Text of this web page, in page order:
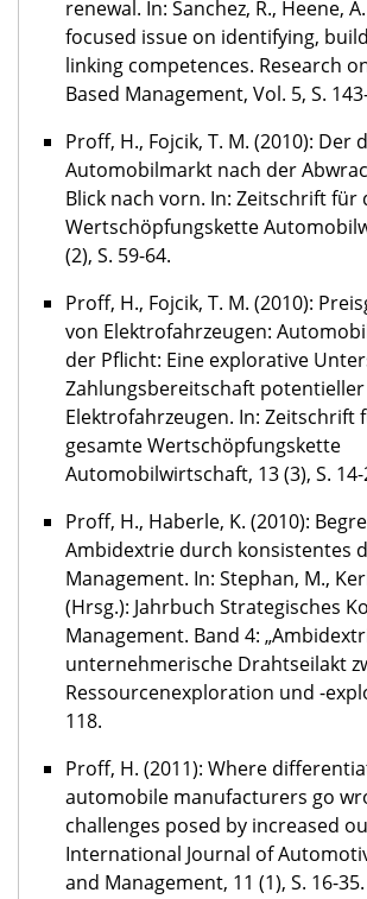
renewal. In: Sanchez, R., Heene,
focused issue on identifying,
linking competences. Research
Based Management, Vol. 5, S.
Proff, H., Fojcik, T. M. (2010): Der
Automobilmarkt nach der
Blick nach vorn. In: Zeitschrift für
Wertschöpfungskette
(2), S. 59-64.
Proff, H., Fojcik, T. M. (2010):
von Elektrofahrzeugen:
der Pflicht: Eine explorative
Zahlungsbereitschaft
Elektrofahrzeugen. In: Zeitschrift
gesamte Wertschöpfungskette
Automobilwirtschaft, 13 (3), S. 14-
Proff, H., Haberle, K. (2010):
Ambidextrie durch konsistentes
Management. In: Stephan, M.,
(Hrsg.): Jahrbuch Strategisches
Management. Band 4:
unternehmerische Drahtseilakt
Ressourcenexploration und -
118.
Proff, H. (2011): Where
automobile manufacturers go
challenges posed by increased
International Journal of
and Management, 11 (1), S. 16-35.